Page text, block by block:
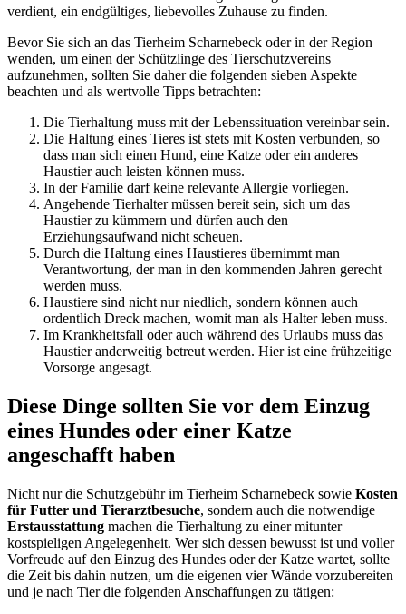
verdient, ein endgültiges, liebevolles Zuhause zu finden.
Bevor Sie sich an das Tierheim Scharnebeck oder in der Region
wenden, um einen der Schützlinge des Tierschutzvereins
aufzunehmen, sollten Sie daher die folgenden sieben Aspekte
beachten und als wertvolle Tipps betrachten:
Die Tierhaltung muss mit der Lebenssituation vereinbar sein.
Die Haltung eines Tieres ist stets mit Kosten verbunden, so
dass man sich einen Hund, eine Katze oder ein anderes
Haustier auch leisten können muss.
In der Familie darf keine relevante Allergie vorliegen.
Angehende Tierhalter müssen bereit sein, sich um das
Haustier zu kümmern und dürfen auch den
Erziehungsaufwand nicht scheuen.
Durch die Haltung eines Haustieres übernimmt man
Verantwortung, der man in den kommenden Jahren gerecht
werden muss.
Haustiere sind nicht nur niedlich, sondern können auch
ordentlich Dreck machen, womit man als Halter leben muss.
Im Krankheitsfall oder auch während des Urlaubs muss das
Haustier anderweitig betreut werden. Hier ist eine frühzeitige
Vorsorge angesagt.
Diese Dinge sollten Sie vor dem Einzug
eines Hundes oder einer Katze
angeschafft haben
Nicht nur die Schutzgebühr im Tierheim Scharnebeck sowie Kosten
für Futter und Tierarztbesuche, sondern auch die notwendige
Erstausstattung machen die Tierhaltung zu einer mitunter
kostspieligen Angelegenheit. Wer sich dessen bewusst ist und voller
Vorfreude auf den Einzug des Hundes oder der Katze wartet, sollte
die Zeit bis dahin nutzen, um die eigenen vier Wände vorzubereiten
und je nach Tier die folgenden Anschaffungen zu tätigen: